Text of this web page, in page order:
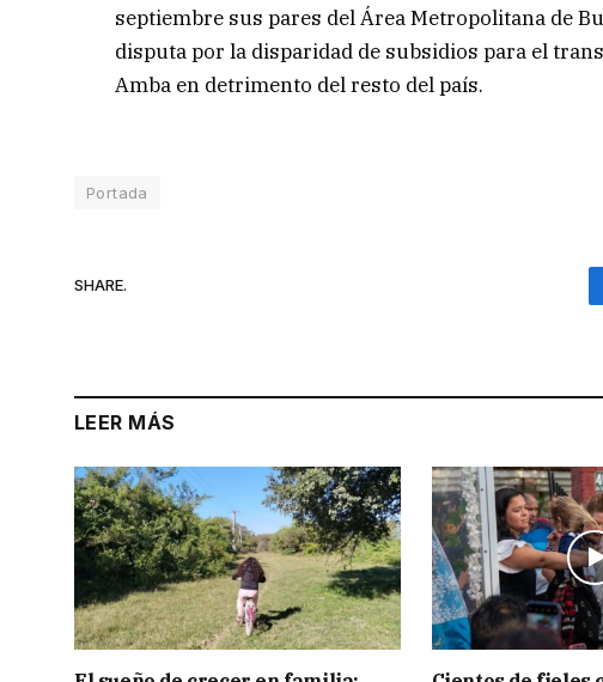
septiembre sus pares del Área Metropolitana de
disputa por la disparidad de subsidios para el
Amba en detrimento del resto del país.
Portada
SHARE.
LEER MÁS